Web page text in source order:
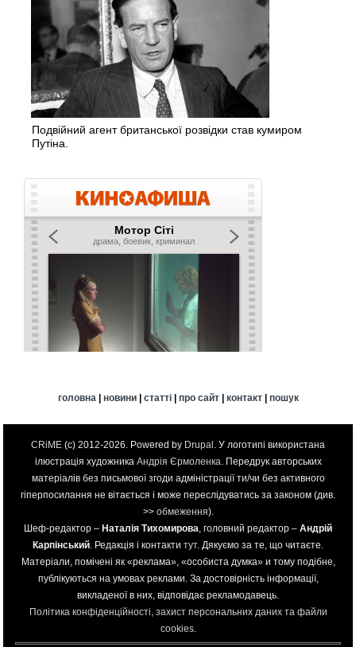
Подвійний агент британської розвідки став кумиром
Путіна.
головна | новини| статті| про сайт| контакт| пошук
CRiME (c) 2012-2026. Powered by Drupal . У логотипі використана
ілюстрація художника Андрія Єрмоленка . Передрук авторських
матеріалів без письмової згоди адміністрації ти/чи без активного
гіперпосилання не вітається і може переслідуватись за законом (див.
>> обмеження).
Шеф-редактор – Наталія Тихомирова , головний редактор – Андрій
Карпінський . Редакція і контакти тут. Дякуємо за те, що читаєте.
Матеріали, помічені як «реклама», «особиста думка» и тому подібне,
публікуються на умовах реклами. За достовірність інформації,
викладеної в них, відповідає рекламодавець.
Політика конфіденційності, захист персональних даних та файли
cookies.